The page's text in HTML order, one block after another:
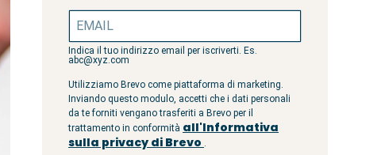
Indica il tuo indirizzo email per iscriverti. Es.
abc@xyz.com
Utilizziamo Brevo come piattaforma di marketing.
Inviando questo modulo, accetti che i dati personali
da te forniti vengano trasferiti a Brevo per il
trattamento in conformità all'Informativa
sulla privacy di Brevo